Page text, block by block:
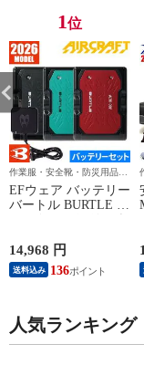
ーク マン 通年
オールシーズン
USD402
1位
作業服・安全靴・防災用品な
ら作業用品専門店のまもる君
EFウェア バッテリー
バートル BURTLE エ
2026年モデル AC10
作業着 作業服 春夏
14,968 円
送料込み 136
人気ランキング